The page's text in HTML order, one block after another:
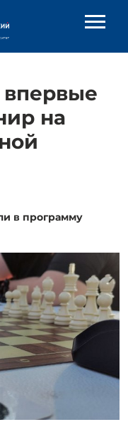
на
в программу